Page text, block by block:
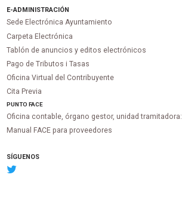
E-ADMINISTRACIÓN
Sede Electrónica Ayuntamiento
Carpeta Electrónica
Tablón de anuncios y editos electrónicos
Pago de Tributos i Tasas
Oficina Virtual del Contribuyente
Cita Previa
PUNTOFACE
Oficina contable, órgano gestor, unidad tramitadora:
Manual FACE para proveedores
SÍGUENOS